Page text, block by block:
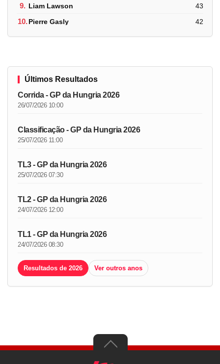
9. Liam Lawson 43
10.Pierre Gasly 42
Últimos Resultados
Corrida - GP da Hungria 2026
26/07/2026 10:00
Classificação - GP da Hungria 2026
25/07/2026 11:00
TL3 - GP da Hungria 2026
25/07/2026 07:30
TL2 - GP da Hungria 2026
24/07/2026 12:00
TL1 - GP da Hungria 2026
24/07/2026 08:30
Resultados de 2026 Ver outros anos